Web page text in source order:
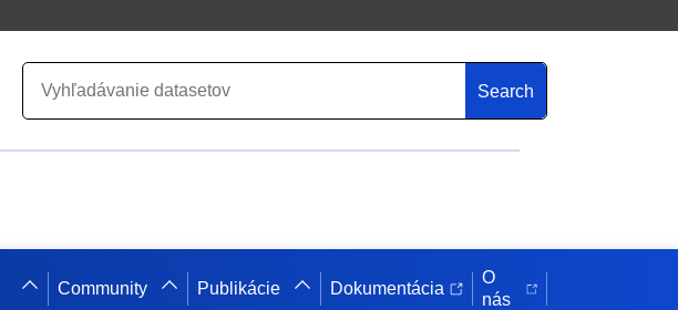
Search
Community Publikácie Dokumentácia
O
nás